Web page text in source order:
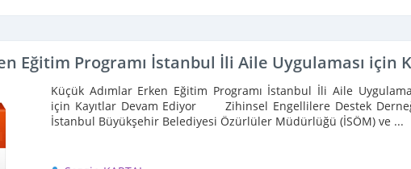
Eğitim Programı İstanbul İli Aile Uygulaması için
Küçük Adımlar Erken Eğitim Programı İstanbul İli Aile
için Kayıtlar Devam Ediyor Zihinsel Engellilere Destek
İstanbul Büyükşehir Belediyesi Özürlüler Müdürlüğü (İSÖM) ve ...